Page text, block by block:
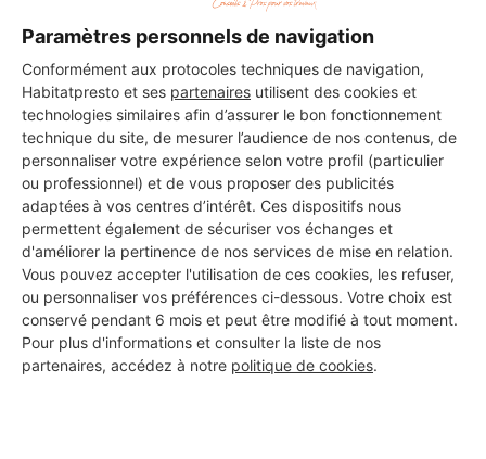
Paramètres personnels de navigation
Conformément aux protocoles techniques de navigation,
Habitatpresto et ses partenaires utilisent des cookies et
technologies similaires afin d’assurer le bon fonctionnement
technique du site, de mesurer l’audience de nos contenus, de
personnaliser votre expérience selon votre profil (particulier
ou professionnel) et de vous proposer des publicités
adaptées à vos centres d’intérêt. Ces dispositifs nous
permettent également de sécuriser vos échanges et
d'améliorer la pertinence de nos services de mise en relation.
Vous pouvez accepter l'utilisation de ces cookies, les refuser,
ou personnaliser vos préférences ci-dessous. Votre choix est
conservé pendant 6 mois et peut être modifié à tout moment.
Pour plus d'informations et consulter la liste de nos
partenaires, accédez à notre politique de cookies.
DEMANDER UN DEVIS
Les 1 autres Installateurs
d'alarmes pour vos travaux à
Martigné-Ferchaud
MONSIEUR FREDDY VIGNERON
Martigné-Ferchaud
6 ans d'expérience